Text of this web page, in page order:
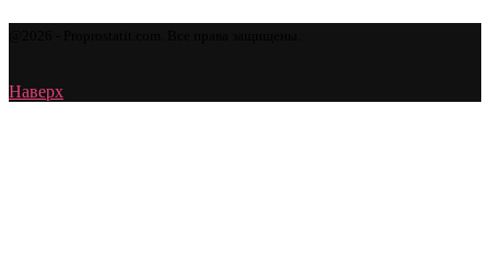
Наверх